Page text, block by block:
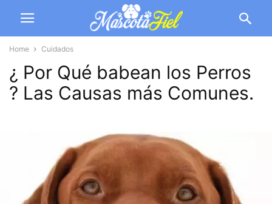
Home Cuidados
¿ Por Qué babean los Perros
? Las Causas más Comunes.